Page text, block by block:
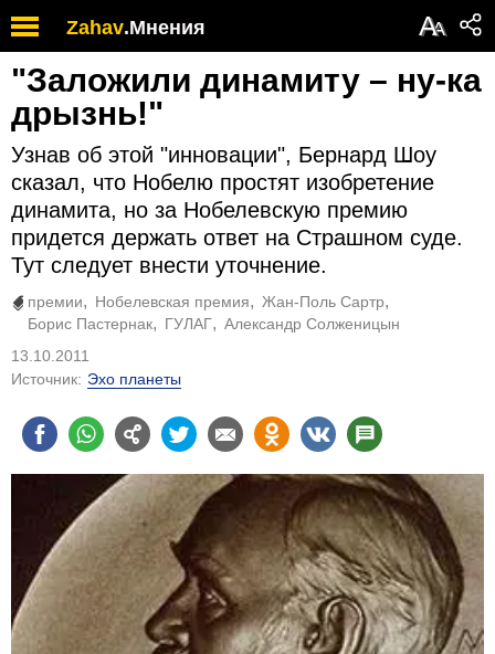
Zahav.Мнения АА
"Заложили динамиту – ну-ка
дрызнь!"
Узнав об этой "инновации", Бернард Шоу
сказал, что Нобелю простят изобретение
динамита, но за Нобелевскую премию
придется держать ответ на Страшном суде.
Тут следует внести уточнение.
премии Нобелевская премия
Жан-Поль Сартр
Борис Пастернак
ГУЛАГ
Александр Солженицын
13.10.2011
Источник: Эхо планеты